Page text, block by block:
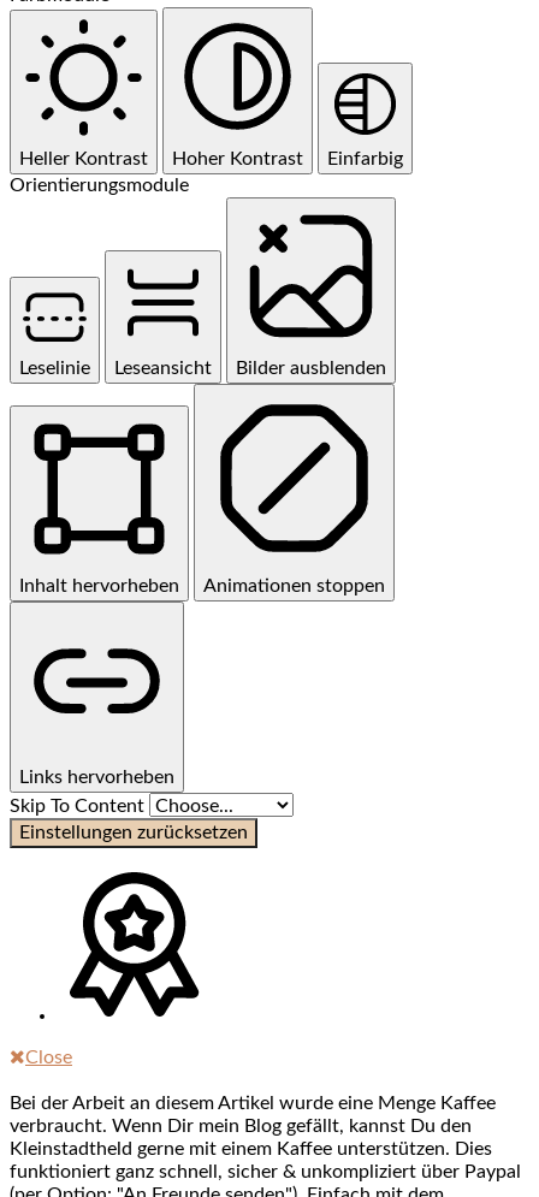
Heller Kontrast Hoher Kontrast
Einfarbig
Orientierungsmodule
Leselinie Leseansicht Bilder ausblenden
Inhalt hervorheben Animationen stoppen
Links hervorheben
Skip To Content
Einstellungen zurücksetzen
Close
Bei der Arbeit an diesem Artikel wurde eine Menge Kaffee
verbraucht. Wenn Dir mein Blog gefällt, kannst Du den
Kleinstadtheld gerne mit einem Kaffee unterstützen. Dies
funktioniert ganz schnell, sicher & unkompliziert über Paypal